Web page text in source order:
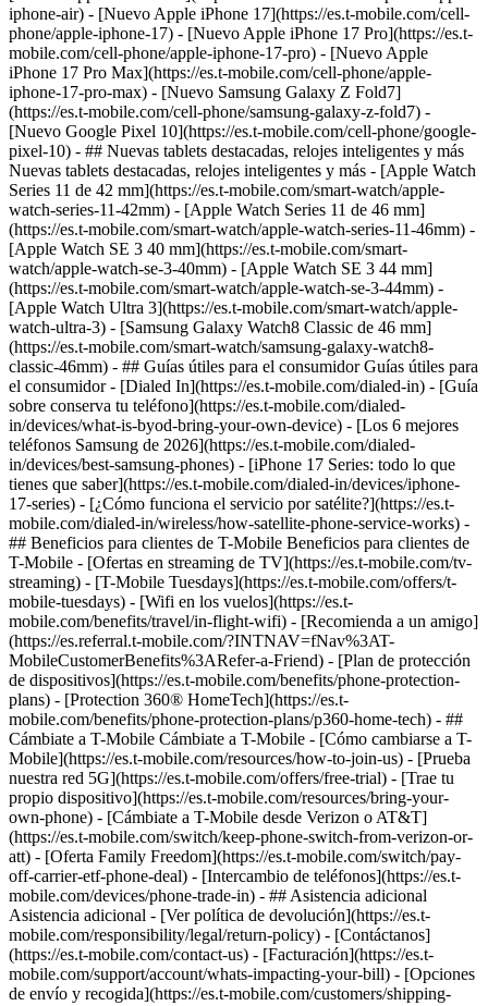
iphone-air) - [Nuevo Apple iPhone 17](https://es.t-mobile.com/cell-
phone/apple-iphone-17) - [Nuevo Apple iPhone 17 Pro](https://es.t-
mobile.com/cell-phone/apple-iphone-17-pro) - [Nuevo Apple
iPhone 17 Pro Max](https://es.t-mobile.com/cell-phone/apple-
iphone-17-pro-max) - [Nuevo Samsung Galaxy Z Fold7]
(https://es.t-mobile.com/cell-phone/samsung-galaxy-z-fold7) -
[Nuevo Google Pixel 10](https://es.t-mobile.com/cell-phone/google-
pixel-10) - ## Nuevas tablets destacadas, relojes inteligentes y más
Nuevas tablets destacadas, relojes inteligentes y más - [Apple Watch
Series 11 de 42 mm](https://es.t-mobile.com/smart-watch/apple-
watch-series-11-42mm) - [Apple Watch Series 11 de 46 mm]
(https://es.t-mobile.com/smart-watch/apple-watch-series-11-46mm) -
[Apple Watch SE 3 40 mm](https://es.t-mobile.com/smart-
watch/apple-watch-se-3-40mm) - [Apple Watch SE 3 44 mm]
(https://es.t-mobile.com/smart-watch/apple-watch-se-3-44mm) -
[Apple Watch Ultra 3](https://es.t-mobile.com/smart-watch/apple-
watch-ultra-3) - [Samsung Galaxy Watch8 Classic de 46 mm]
(https://es.t-mobile.com/smart-watch/samsung-galaxy-watch8-
classic-46mm) - ## Guías útiles para el consumidor Guías útiles para
el consumidor - [Dialed In](https://es.t-mobile.com/dialed-in) - [Guía
sobre conserva tu teléfono](https://es.t-mobile.com/dialed-
in/devices/what-is-byod-bring-your-own-device) - [Los 6 mejores
teléfonos Samsung de 2026](https://es.t-mobile.com/dialed-
in/devices/best-samsung-phones) - [iPhone 17 Series: todo lo que
tienes que saber](https://es.t-mobile.com/dialed-in/devices/iphone-
17-series) - [¿Cómo funciona el servicio por satélite?](https://es.t-
mobile.com/dialed-in/wireless/how-satellite-phone-service-works) -
## Beneficios para clientes de T-Mobile Beneficios para clientes de
T-Mobile - [Ofertas en streaming de TV](https://es.t-mobile.com/tv-
streaming) - [T-Mobile Tuesdays](https://es.t-mobile.com/offers/t-
mobile-tuesdays) - [Wifi en los vuelos](https://es.t-
mobile.com/benefits/travel/in-flight-wifi) - [Recomienda a un amigo]
(https://es.referral.t-mobile.com/?INTNAV=fNav%3AT-
MobileCustomerBenefits%3ARefer-a-Friend) - [Plan de protección
de dispositivos](https://es.t-mobile.com/benefits/phone-protection-
plans) - [Protection 360® HomeTech](https://es.t-
mobile.com/benefits/phone-protection-plans/p360-home-tech) - ##
Cámbiate a T-Mobile Cámbiate a T-Mobile - [Cómo cambiarse a T-
Mobile](https://es.t-mobile.com/resources/how-to-join-us) - [Prueba
nuestra red 5G](https://es.t-mobile.com/offers/free-trial) - [Trae tu
propio dispositivo](https://es.t-mobile.com/resources/bring-your-
own-phone) - [Cámbiate a T-Mobile desde Verizon o AT&T]
(https://es.t-mobile.com/switch/keep-phone-switch-from-verizon-or-
att) - [Oferta Family Freedom](https://es.t-mobile.com/switch/pay-
off-carrier-etf-phone-deal) - [Intercambio de teléfonos](https://es.t-
mobile.com/devices/phone-trade-in) - ## Asistencia adicional
Asistencia adicional - [Ver política de devolución](https://es.t-
mobile.com/responsibility/legal/return-policy) - [Contáctanos]
(https://es.t-mobile.com/contact-us) - [Facturación](https://es.t-
mobile.com/support/account/whats-impacting-your-bill) - [Opciones
de envío y recogida](https://es.t-mobile.com/customers/shipping-